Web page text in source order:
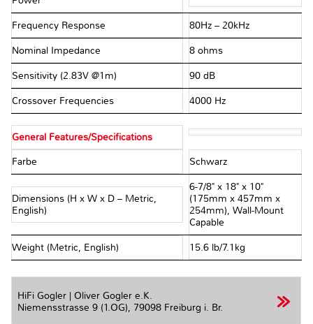
Frequency Response 80Hz – 20kHz
Nominal Impedance 8 ohms
Sensitivity (2.83V @1m) 90 dB
Crossover Frequencies 4000 Hz
General Features/Specifications
Farbe Schwarz
Dimensions (H x W x D – Metric,
English)
6-7/8" x 18" x 10"
(175mm x 457mm x
254mm), Wall-Mount
Capable
Weight (Metric, English) 15.6 lb/7.1kg
HiFi Gogler | Oliver Gogler e.K.
Niemensstrasse 9 (1.OG), 79098 Freiburg i. Br.